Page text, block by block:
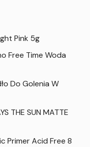
Pink 5g
Free Time Woda
Do Golenia W
THE SUN MATTE
Primer Acid Free 8